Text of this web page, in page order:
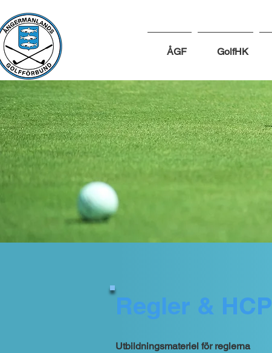
ÅGF GolfHK
Regler & HCP
Utbildningsmateriel för reglerna